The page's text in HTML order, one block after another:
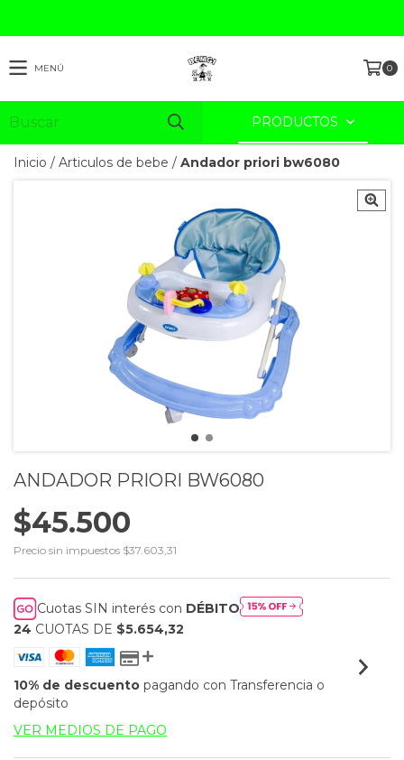
MENÚ 0
PRODUCTOS
Inicio / Articulos de bebe / Andador priori bw6080
ANDADOR PRIORI BW6080
$45.500
Precio sin impuestos $37.603,31
Cuotas SIN interés con DÉBITO
24 CUOTAS DE $5.654,32
10% de descuento pagando con Transferencia o
depósito
VER MEDIOS DE PAGO